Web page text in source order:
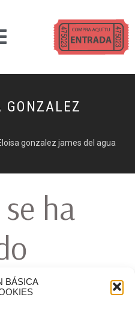
BÁSICA
GONZALEZ
gonzalez james del agua
se ha